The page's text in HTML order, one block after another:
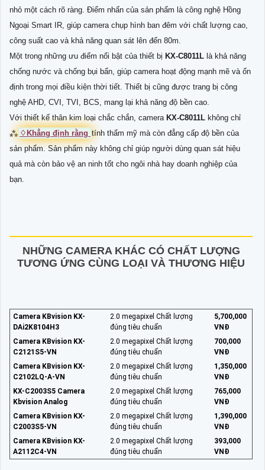
nhỏ một cách rõ ràng. Điểm nhấn của sản phẩm là công nghệ Hồng
Ngoại Smart IR, giúp camera chụp hình ban đêm với chất lượng cao,
công suất cao và khả năng quan sát lên đến 80m.
Một trong những ưu điểm nổi bật của thiết bị KX-C8011L là khả năng
chống nước và chống bụi bẩn, giúp camera hoạt động mạnh mẽ và ổn
định trong mọi điều kiện thời tiết. Thiết bị cũng được trang bị công
nghệ AHD, CVI, TVI, BCS, mang lại khả năng độ bền cao.
Với thiết kế thân kim loại chắc chắn, camera KX-C8011L không chỉ
⁂ ♢ Khẳng định rằng tính thẩm mỹ mà còn đẳng cấp độ bền của
sản phẩm. Sản phẩm này không chỉ giúp người dùng quan sát hiệu
quả mà còn bảo vệ an ninh tốt cho ngôi nhà hay doanh nghiệp của
bạn.
NHỮNG CAMERA KHÁC CÓ CHẤT LƯỢNG
TƯƠNG ỨNG CÙNG LOẠI VÀ THƯƠNG HIỆU
Camera KBvision KX-
DAi2K8104H3
2.0 megapixel Chất lượng
đúng tiêu chuẩn
5,700,000
VNĐ
Camera KBvision KX-
C2121S5-VN
2.0 megapixel Chất lượng
đúng tiêu chuẩn
700,000
VNĐ
Camera KBvision KX-
C2102LQ-A-VN
2.0 megapixel Chất lượng
đúng tiêu chuẩn
1,350,000
VNĐ
KX-C2003S5 Camera
Kbvision Analog
2.0 megapixel Chất lượng
đúng tiêu chuẩn
765,000
VNĐ
Camera KBvision KX-
C2003S5-VN
2.0 megapixel Chất lượng
đúng tiêu chuẩn
1,390,000
VNĐ
Camera KBvision KX-
A2112C4-VN
2.0 megapixel Chất lượng
đúng tiêu chuẩn
393,000
VNĐ